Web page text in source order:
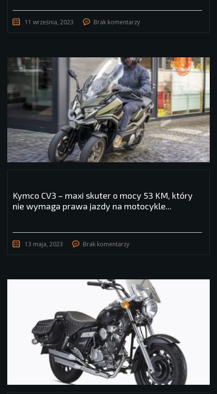
11 września, 2023 Brak komentarzy
Kymco CV3 – maxi skuter o mocy 53 KM, który
nie wymaga prawa jazdy na motocykle...
13 maja, 2023 Brak komentarzy